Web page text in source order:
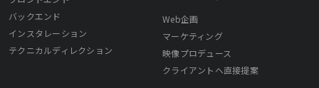
バックエンド
インスタレーション
テクニカルディレクション
Web企画
マーケティング
映像プロデュース
クライアントへ直接提案